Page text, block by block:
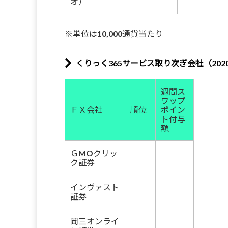
※単位は10,000通貨当たり
くりっく365サービス取り次ぎ会社（
ＦＸ会社 順位
週間ス
ワップ
ポイン
ト付与
額
ＧMOクリッ
ク証券
インヴァスト
証券
岡三オンライ